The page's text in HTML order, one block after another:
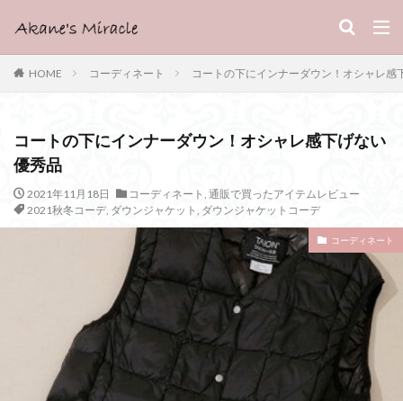
HOME コーディネート コートの下にインナーダウン！オシャレ感
コートの下にインナーダウン！オシャレ感下げない
優秀品
2021年11月18日 コーディネート , 通販で買ったアイテムレビュー
2021秋冬コーデ, ダウンジャケット , ダウンジャケットコーデ
コーディネート